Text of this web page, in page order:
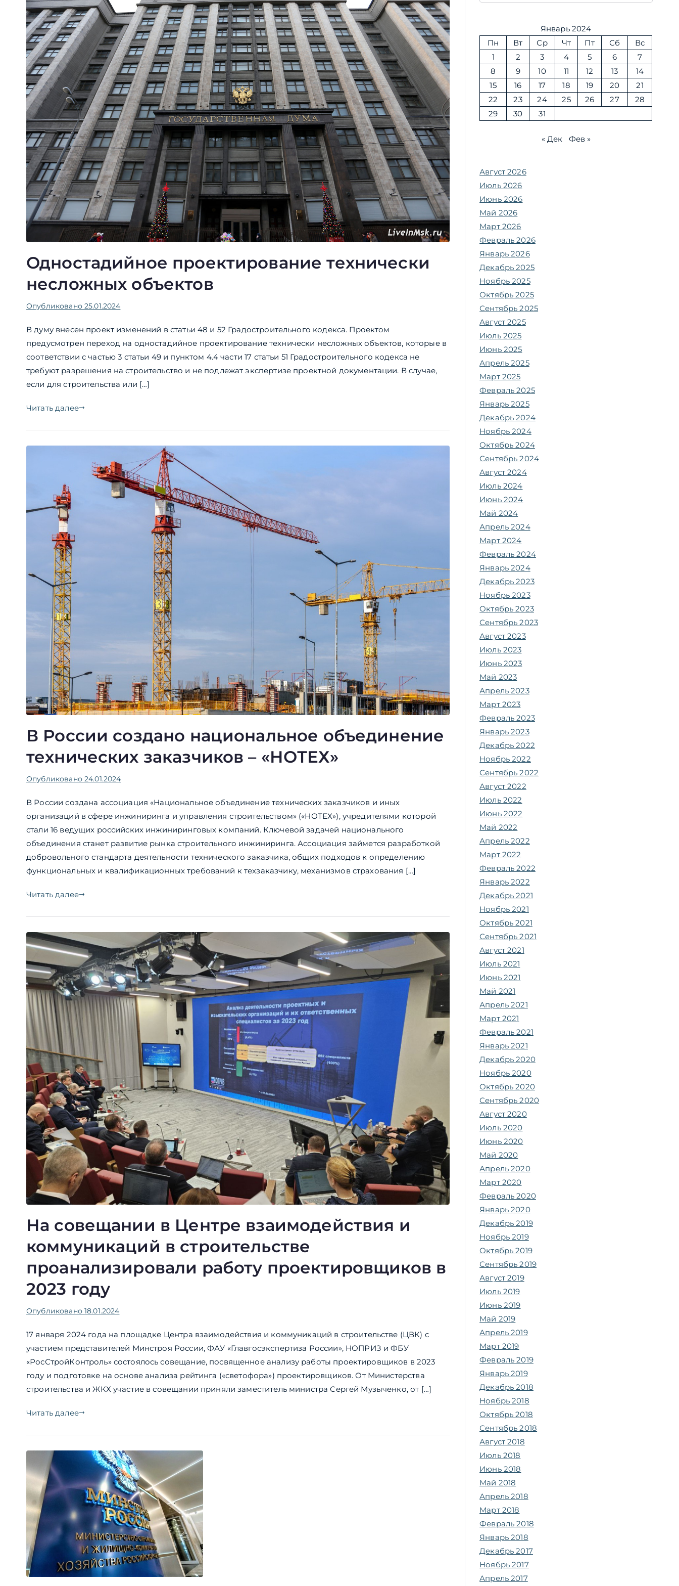
Одностадийное проектирование технически
несложных объектов
Опубликовано 25.01.2024
В думу внесен проект изменений в статьи 48 и 52 Градостроительного кодекса. Проектом
предусмотрен переход на одностадийное проектирование технически несложных объектов, которые в
соответствии с частью 3 статьи 49 и пунктом 4.4 части 17 статьи 51 Градостроительного кодекса не
требуют разрешения на строительство и не подлежат экспертизе проектной документации. В случае,
если для строительства или […]
Читать далее
В России создано национальное объединение
технических заказчиков – «НОТЕХ»
Опубликовано 24.01.2024
В России создана ассоциация «Национальное объединение технических заказчиков и иных
организаций в сфере инжиниринга и управления строительством» («НОТЕХ»), учредителями которой
стали 16 ведущих российских инжиниринговых компаний. Ключевой задачей национального
объединения станет развитие рынка строительного инжиниринга. Ассоциация займется разработкой
добровольного стандарта деятельности технического заказчика, общих подходов к определению
функциональных и квалификационных требований к техзаказчику, механизмов страхования […]
Читать далее
На совещании в Центре взаимодействия и
коммуникаций в строительстве
проанализировали работу проектировщиков в
2023 году
Опубликовано 18.01.2024
17 января 2024 года на площадке Центра взаимодействия и коммуникаций в строительстве (ЦВК) с
участием представителей Минстроя России, ФАУ «Главгосэкспертиза России», НОПРИЗ и ФБУ
«РосСтройКонтроль» состоялось совещание, посвященное анализу работы проектировщиков в 2023
году и подготовке на основе анализа рейтинга («светофора») проектировщиков. От Министерства
строительства и ЖКХ участие в совещании приняли заместитель министра Сергей Музыченко, от […]
Читать далее
Январь 2024
Пн
Вт Ср Чт Пт Сб
Вс
1
2 3 4 5 6
7
8
9 10 11 12 13
14
15
16 17 18 19 20
21
22
23 24 25 26 27
28
29
30 31
« Дек Фев »
Август 2026
Июль 2026
Июнь 2026
Май 2026
Март 2026
Февраль 2026
Январь 2026
Декабрь 2025
Ноябрь 2025
Октябрь 2025
Сентябрь 2025
Август 2025
Июль 2025
Июнь 2025
Апрель 2025
Март 2025
Февраль 2025
Январь 2025
Декабрь 2024
Ноябрь 2024
Октябрь 2024
Сентябрь 2024
Август 2024
Июль 2024
Июнь 2024
Май 2024
Апрель 2024
Март 2024
Февраль 2024
Январь 2024
Декабрь 2023
Ноябрь 2023
Октябрь 2023
Сентябрь 2023
Август 2023
Июль 2023
Июнь 2023
Май 2023
Апрель 2023
Март 2023
Февраль 2023
Январь 2023
Декабрь 2022
Ноябрь 2022
Сентябрь 2022
Август 2022
Июль 2022
Июнь 2022
Май 2022
Апрель 2022
Март 2022
Февраль 2022
Январь 2022
Декабрь 2021
Ноябрь 2021
Октябрь 2021
Сентябрь 2021
Август 2021
Июль 2021
Июнь 2021
Май 2021
Апрель 2021
Март 2021
Февраль 2021
Январь 2021
Декабрь 2020
Ноябрь 2020
Октябрь 2020
Сентябрь 2020
Август 2020
Июль 2020
Июнь 2020
Май 2020
Апрель 2020
Март 2020
Февраль 2020
Январь 2020
Декабрь 2019
Ноябрь 2019
Октябрь 2019
Сентябрь 2019
Август 2019
Июль 2019
Июнь 2019
Май 2019
Апрель 2019
Март 2019
Февраль 2019
Январь 2019
Декабрь 2018
Ноябрь 2018
Октябрь 2018
Сентябрь 2018
Август 2018
Июль 2018
Июнь 2018
Май 2018
Апрель 2018
Март 2018
Февраль 2018
Январь 2018
Декабрь 2017
Ноябрь 2017
Апрель 2017